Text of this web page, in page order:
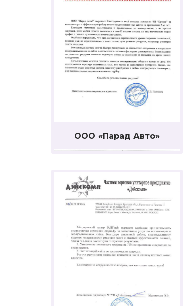
ООО «Парад Авто»